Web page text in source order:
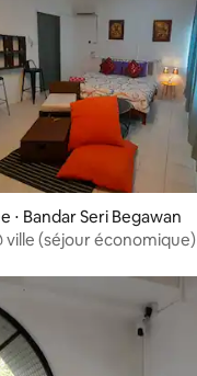
⋅ Bandar Seri Begawan
ville (séjour économique)